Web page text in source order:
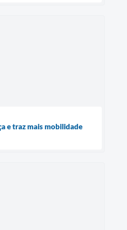
e traz mais mobilidade